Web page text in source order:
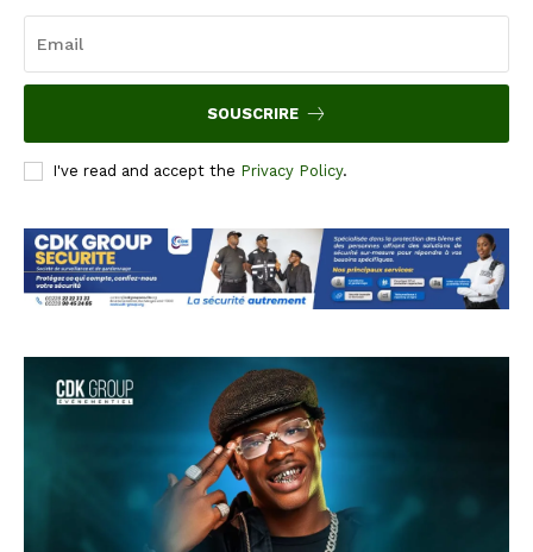
SOUSCRIRE
I've read and accept the Privacy Policy.